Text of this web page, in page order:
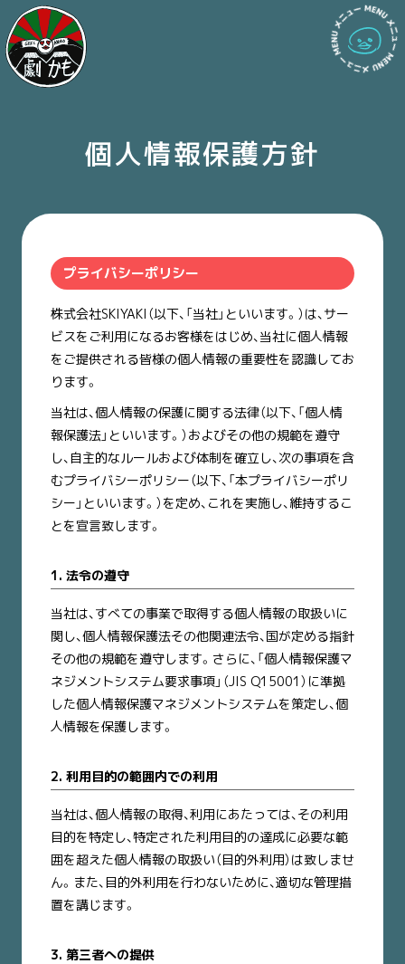
個人情報保護方針
プライバシーポリシー
株式会社SKIYAKI（以下、「当社」といいます。）は、サー
ビスをご利用になるお客様をはじめ、当社に個人情報
をご提供される皆様の個人情報の重要性を認識してお
ります。
当社は、個人情報の保護に関する法律（以下、「個人情
報保護法」といいます。）およびその他の規範を遵守
し、自主的なルールおよび体制を確立し、次の事項を含
むプライバシーポリシー（以下、「本プライバシーポリ
シー」といいます。）を定め、これを実施し、維持するこ
とを宣言致します。
1. 法令の遵守
当社は、すべての事業で取得する個人情報の取扱いに
関し、個人情報保護法その他関連法令、国が定める指針
その他の規範を遵守します。さらに、「個人情報保護マ
ネジメントシステム要求事項」（JIS Q15001）に準拠
した個人情報保護マネジメントシステムを策定し、個
人情報を保護します。
2. 利用目的の範囲内での利用
当社は、個人情報の取得、利用にあたっては、その利用
目的を特定し、特定された利用目的の達成に必要な範
囲を超えた個人情報の取扱い（目的外利用）は致しませ
ん。また、目的外利用を行わないために、適切な管理措
置を講じます。
3. 第三者への提供